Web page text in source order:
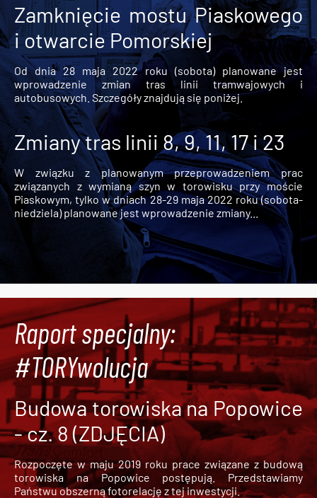
Zamknięcie mostu Piaskowego
i otwarcie Pomorskiej
Od dnia 28 maja 2022 roku (sobota) planowane jest
wprowadzenie zmian tras linii tramwajowych i
autobusowych. Szczegóły znajdują się poniżej.
Zmiany tras linii 8, 9, 11, 17 i 23
W związku z planowanym przeprowadzeniem prac
związanych z wymianą szyn w torowisku przy moście
Piaskowym, tylko w dniach 28-29 maja 2022 roku (sobota-
niedziela) planowane jest wprowadzenie zmiany...
Raport specjalny:
#TORYwolucja
Budowa torowiska na Popowice
- cz. 8 (ZDJĘCIA)
Rozpoczęte w maju 2019 roku prace związane z budową
torowiska na Popowice
postępują. Przedstawiamy
Państwu obszerną fotorelację z tej inwestycji.